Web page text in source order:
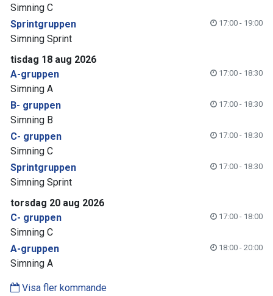
Simning C
Sprintgruppen
17:00 - 19:00
Simning Sprint
tisdag 18 aug 2026
A-gruppen
17:00 - 18:30
Simning A
B- gruppen
17:00 - 18:30
Simning B
C- gruppen
17:00 - 18:30
Simning C
Sprintgruppen
17:00 - 18:30
Simning Sprint
torsdag 20 aug 2026
C- gruppen
17:00 - 18:00
Simning C
A-gruppen
18:00 - 20:00
Simning A
Visa fler kommande